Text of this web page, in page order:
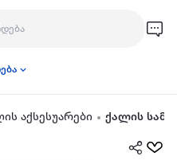
აქსესუარები ქალის